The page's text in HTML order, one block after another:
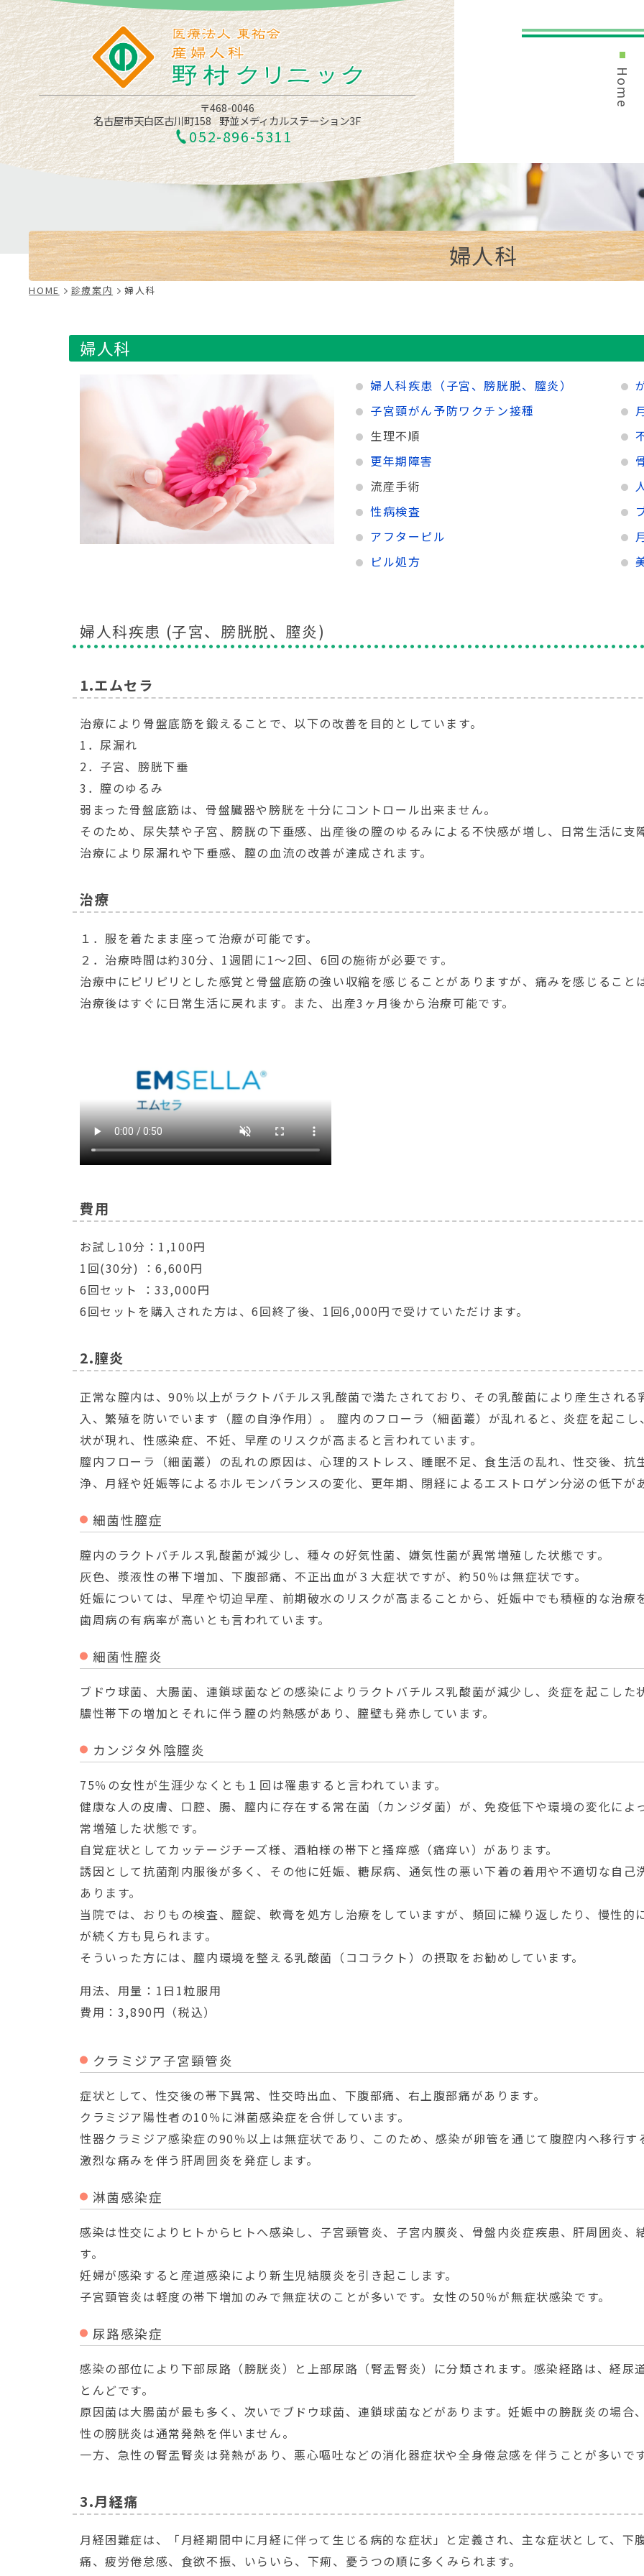
〒468-0046
名古屋市天白区古川町158 野並メディカルステーション3F
052-896-5311
Home
婦人科
HOME 診療案内 婦人科
婦人科
婦人科疾患 （子宮、膀胱脱、膣炎）
子宮頸がん予防ワクチン接種
生理不順
更年期障害
流産手術
性病検査
アフターピル
ピル処方
婦人科疾患 (子宮、膀胱脱、膣炎)
1.エムセラ
治療により骨盤底筋を鍛えることで、以下の改善を目的としています。
1．尿漏れ
2．子宮、膀胱下垂
3．膣のゆるみ
弱まった骨盤底筋は、骨盤臓器や膀胱を十分にコントロール出来ません。
そのため、尿失禁や子宮、膀胱の下垂感、出産後の膣のゆるみによる不快感が増し、日常生活に支
治療により尿漏れや下垂感、膣の血流の改善が達成されます。
治療
１．服を着たまま座って治療が可能です。
２．治療時間は約30分、1週間に1～2回、6回の施術が必要です。
治療中にピリピリとした感覚と骨盤底筋の強い収縮を感じることがありますが、痛みを感じること
治療後はすぐに日常生活に戻れます。また、出産3ヶ月後から治療可能です。
費用
お試し10分：1,100円
1回(30分) ：6,600円
6回セット ：33,000円
6回セットを購入された方は、6回終了後、1回6,000円で受けていただけます。
2.膣炎
正常な膣内は、90％以上がラクトバチルス乳酸菌で満たされており、その乳酸菌により産生され
入、繁殖を防いでいます（膣の自浄作用）。 膣内のフローラ（細菌叢）が乱れると、炎症を起こ
状が現れ、性感染症、不妊、早産のリスクが高まると言われています。
膣内フローラ（細菌叢）の乱れの原因は、心理的ストレス、睡眠不足、食生活の乱れ、性交後、
浄、月経や妊娠等によるホルモンバランスの変化、更年期、閉経によるエストロゲン分泌の低下が
細菌性膣症
膣内のラクトバチルス乳酸菌が減少し、種々の好気性菌、嫌気性菌が異常増殖した状態です。
灰色、漿液性の帯下増加、下腹部痛、不正出血が３大症状ですが、約50％は無症状です。
妊娠については、早産や切迫早産、前期破水のリスクが高まることから、妊娠中でも積極的な治療
歯周病の有病率が高いとも言われています。
細菌性膣炎
ブドウ球菌、大腸菌、連鎖球菌などの感染によりラクトバチルス乳酸菌が減少し、炎症を起こした
膿性帯下の増加とそれに伴う膣の灼熱感があり、膣壁も発赤しています。
カンジタ外陰膣炎
75％の女性が生涯少なくとも１回は罹患すると言われています。
健康な人の皮膚、口腔、腸、膣内に存在する常在菌（カンジダ菌）が、免疫低下や環境の変化によ
常増殖した状態です。
自覚症状としてカッテージチーズ様、酒粕様の帯下と掻痒感（痛痒い）があります。
誘因として抗菌剤内服後が多く、その他に妊娠、糖尿病、通気性の悪い下着の着用や不適切な自己
あります。
当院では、おりもの検査、膣錠、軟膏を処方し治療をしていますが、頻回に繰り返したり、慢性的
が続く方も見られます。
そういった方には、膣内環境を整える乳酸菌（ココラクト）の摂取をお勧めしています。
用法、用量：1日1粒服用
費用：3,890円（税込）
クラミジア子宮頸管炎
症状として、性交後の帯下異常、性交時出血、下腹部痛、右上腹部痛があります。
クラミジア陽性者の10％に淋菌感染症を合併しています。
性器クラミジア感染症の90％以上は無症状であり、このため、感染が卵管を通じて腹腔内へ移行
激烈な痛みを伴う肝周囲炎を発症します。
淋菌感染症
感染は性交によりヒトからヒトへ感染し、子宮頸管炎、子宮内膜炎、骨盤内炎症疾患、肝周囲炎、
す。
妊婦が感染すると産道感染により新生児結膜炎を引き起こします。
子宮頸管炎は軽度の帯下増加のみで無症状のことが多いです。女性の50％が無症状感染です。
尿路感染症
感染の部位により下部尿路（膀胱炎）と上部尿路（腎盂腎炎）に分類されます。感染経路は、経尿
とんどです。
原因菌は大腸菌が最も多く、次いでブドウ球菌、連鎖球菌などがあります。妊娠中の膀胱炎の場合
性の膀胱炎は通常発熱を伴いません。
一方、急性の腎盂腎炎は発熱があり、悪心嘔吐などの消化器症状や全身倦怠感を伴うことが多いです
3.月経痛
月経困難症は、「月経期間中に月経に伴って生じる病的な症状」と定義され、主な症状として、下
痛、疲労倦怠感、食欲不振、いらいら、下痢、憂うつの順に多くみられます。